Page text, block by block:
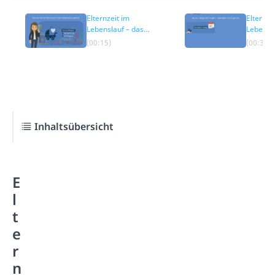
Elternzeit im
Lebenslauf – das
Wichtigste
(00:15)
–
(00:39)
Inhaltsübersicht
E
l
t
e
r
n